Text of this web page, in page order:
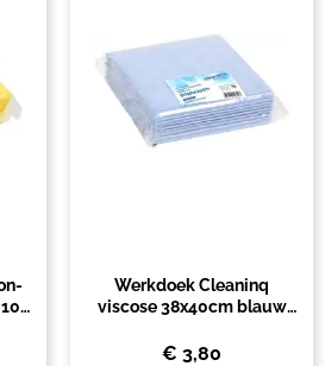
Werkdoek Cleaninq
viscose 38x40cm blauw
€ 3,80